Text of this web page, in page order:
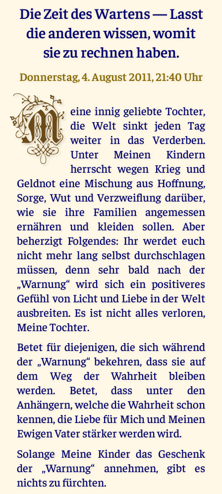
Die Zeit des Wartens — Lasst
die anderen wissen, womit
sie zu rechnen haben.
Donnerstag, 4. August 2011, 21:40 Uhr
M eine innig geliebte Tochter,
die Welt sinkt jeden Tag
weiter in das Verderben.
Unter Meinen Kindern
herrscht wegen Krieg und
Geldnot eine Mischung aus Hoffnung,
Sorge, Wut und Verzweiflung darüber,
wie sie ihre Familien angemessen
ernähren und kleiden sollen. Aber
beherzigt Folgendes: Ihr werdet euch
nicht mehr lang selbst durchschlagen
müssen, denn sehr bald nach der
„Warnung“ wird sich ein positiveres
Gefühl von Licht und Liebe in der Welt
ausbreiten. Es ist nicht alles verloren,
Meine Tochter.
Betet für diejenigen, die sich während
der „Warnung“ bekehren, dass sie auf
dem Weg der Wahrheit bleiben
werden. Betet, dass unter den
Anhängern, welche die Wahrheit schon
kennen, die Liebe für Mich und Meinen
Ewigen Vater stärker werden wird.
Solange Meine Kinder das Geschenk
der „Warnung“ annehmen, gibt es
nichts zu fürchten.